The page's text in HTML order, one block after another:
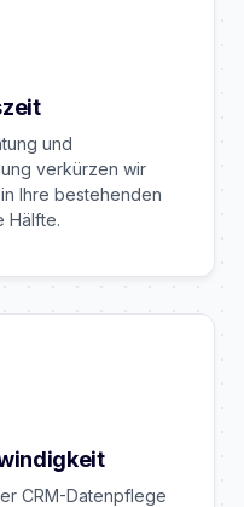
und
verkürzen wir
Ihre bestehenden
Hälfte.
CRM-Datenpflege